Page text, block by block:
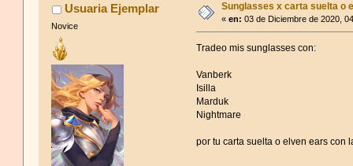
Usuaria Ejemplar
Novice
Sunglasses x carta suelta o
«en: 03 de Diciembre de 2020,
Tradeo mis sunglasses con:
Vanberk
Isilla
Marduk
Nightmare
por tu carta suelta o elven ears con